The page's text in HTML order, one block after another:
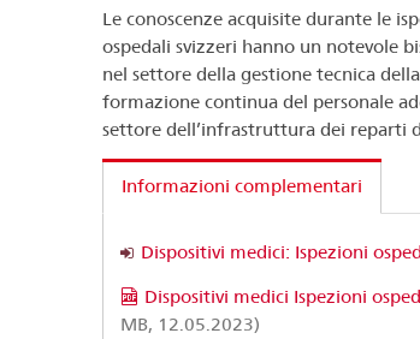
Le conoscenze acquisite durante le
ospedali svizzeri hanno un notevole
nel settore della gestione tecnica
formazione continua del personale
settore dell’infrastruttura dei reparti
Informazioni complementari
Dispositivi medici: Ispezioni
Dispositivi medici Ispezioni
MB, 12.05.2023)